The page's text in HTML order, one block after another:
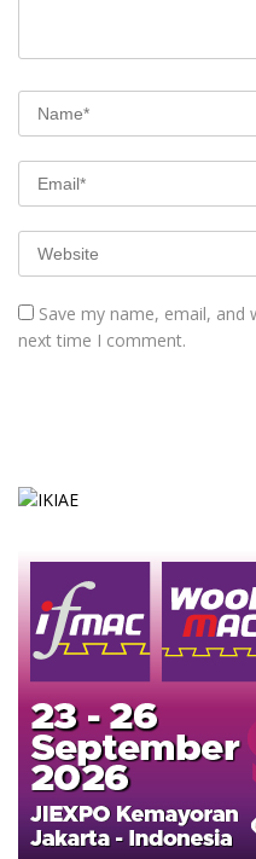
Save my name, email,
next time I comment.